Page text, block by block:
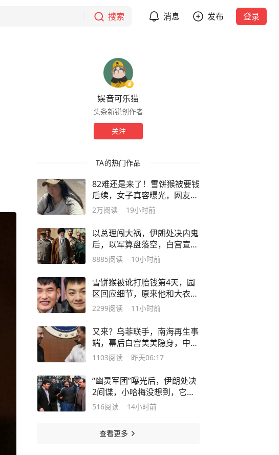
搜索 消息 发布 登录
娱音可乐猫
头条新锐创作者
关注
TA的热门作品
82难还是来了！雪饼猴被要钱
后续，女子真容曝光，网友：
一言难尽
2万阅读 19小时前
以总理闯大祸，伊朗处决内鬼
后，以军算盘落空，白宫宣布
求和条件
8885阅读 10小时前
雪饼猴被讹打胎钱第4天，园
区回应细节，原来他和大衣哥
是一类人
2299阅读 11小时前
又来？乌菲联手，南海再生事
端，幕后白宫美美隐身，中方
雷霆反击
1103阅读 昨天06:17
“幽灵军团”曝光后，伊朗处决
2间谍，小哈梅没想到，它会
这么狠
516阅读 14小时前
查看更多